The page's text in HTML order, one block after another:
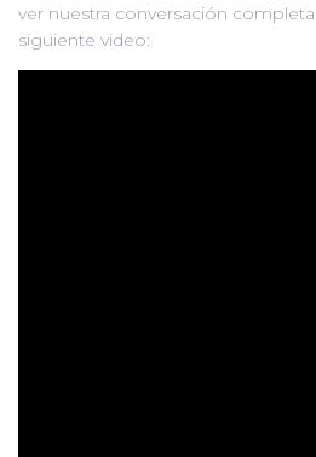
ver nuestra conversación
siguiente video: